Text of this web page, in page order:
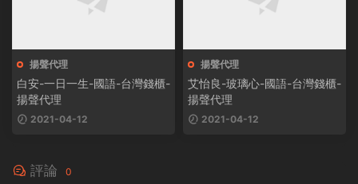
揚聲代理
白安-一日一生-國語-台灣錢櫃-
揚聲代理
2021-04-12
揚聲代理
艾怡良-玻璃心-國語-台灣錢櫃-
揚聲代理
2021-04-12
評論 0